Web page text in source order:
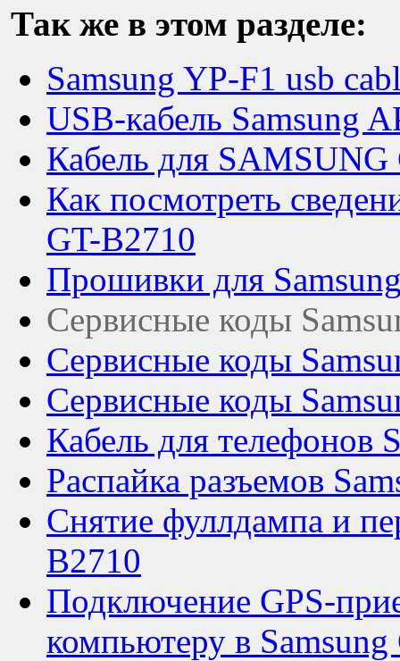
Так же в этом разделе:
Samsung YP-F1 usb
USB-кабель Samsung
Кабель для SAMSUNG
Как посмотреть
GT-B2710
Прошивки для
Сервисные коды
Сервисные коды
Сервисные коды
Кабель для телефонов
Распайка разъемов
Снятие фуллдампа и
B2710
Подключение GPS-
компьютеру в